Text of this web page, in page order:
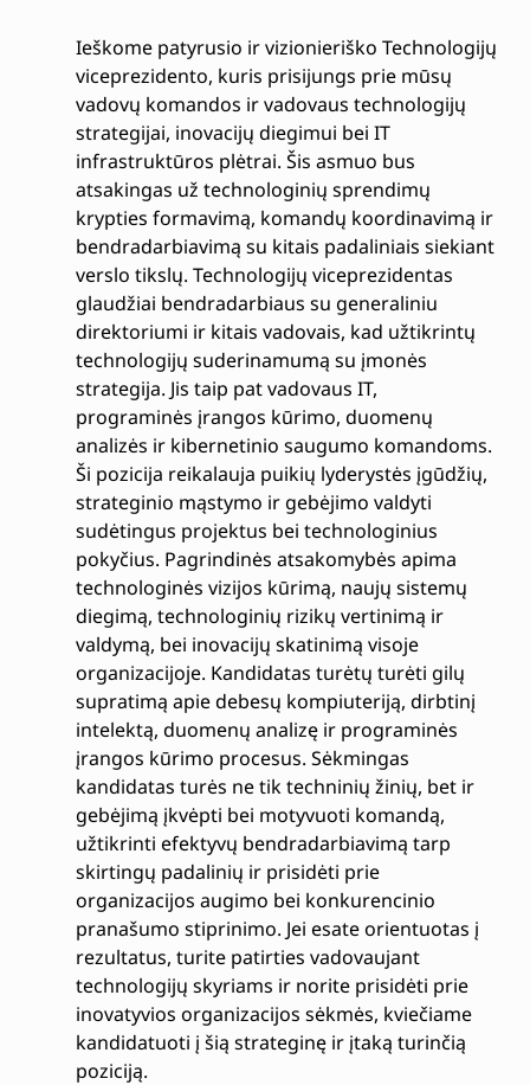
Ieškome patyrusio ir vizionieriško Technologijų
viceprezidento, kuris prisijungs prie mūsų
vadovų komandos ir vadovaus technologijų
strategijai, inovacijų diegimui bei IT
infrastruktūros plėtrai. Šis asmuo bus
atsakingas už technologinių sprendimų
krypties formavimą, komandų koordinavimą ir
bendradarbiavimą su kitais padaliniais siekiant
verslo tikslų. Technologijų viceprezidentas
glaudžiai bendradarbiaus su generaliniu
direktoriumi ir kitais vadovais, kad užtikrintų
technologijų suderinamumą su įmonės
strategija. Jis taip pat vadovaus IT,
programinės įrangos kūrimo, duomenų
analizės ir kibernetinio saugumo komandoms.
Ši pozicija reikalauja puikių lyderystės įgūdžių,
strateginio mąstymo ir gebėjimo valdyti
sudėtingus projektus bei technologinius
pokyčius. Pagrindinės atsakomybės apima
technologinės vizijos kūrimą, naujų sistemų
diegimą, technologinių rizikų vertinimą ir
valdymą, bei inovacijų skatinimą visoje
organizacijoje. Kandidatas turėtų turėti gilų
supratimą apie debesų kompiuteriją, dirbtinį
intelektą, duomenų analizę ir programinės
įrangos kūrimo procesus. Sėkmingas
kandidatas turės ne tik techninių žinių, bet ir
gebėjimą įkvėpti bei motyvuoti komandą,
užtikrinti efektyvų bendradarbiavimą tarp
skirtingų padalinių ir prisidėti prie
organizacijos augimo bei konkurencinio
pranašumo stiprinimo. Jei esate orientuotas į
rezultatus, turite patirties vadovaujant
technologijų skyriams ir norite prisidėti prie
inovatyvios organizacijos sėkmės, kviečiame
kandidatuoti į šią strateginę ir įtaką turinčią
poziciją.